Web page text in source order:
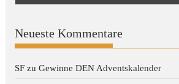
Neueste Kommentare
SF zuGewinne DEN Adventskalender